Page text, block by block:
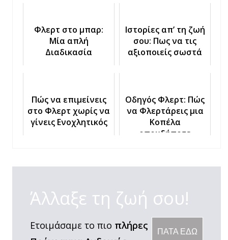
Φλερτ στο μπαρ:
Μία απλή
Διαδικασία
Ιστορίες απ’ τη ζωή
σου: Πως να τις
αξιοποιείς σωστά
Πώς να επιμείνεις
στο Φλερτ χωρίς να
γίνεις Ενοχλητικός
Οδηγός Φλερτ: Πώς
να Φλερτάρεις μια
Κοπέλα
οπουδήποτε
Άλλαξε τη ζωή σου!
ΠΑΤΑ ΕΔΩ
Ετοιμάσαμε το πιο πλήρες